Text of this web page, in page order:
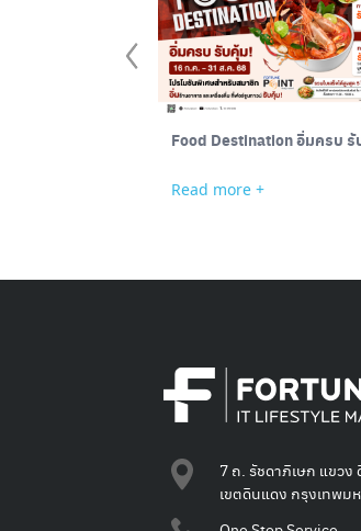
Food Destination อิ่มครบ
Read more +
7 ถ. รัชดาภิเษก แขวง
เขตดินแดง กรุงเทพม